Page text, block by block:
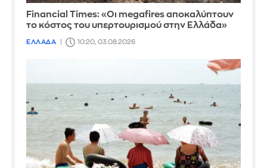
Financial Times: «Οι megafires αποκαλύπτουν
το κόστος του υπερτουρισμού στην Ελλάδα»
ΕΛΛΑΔΑ 10:20, 03.08.2026